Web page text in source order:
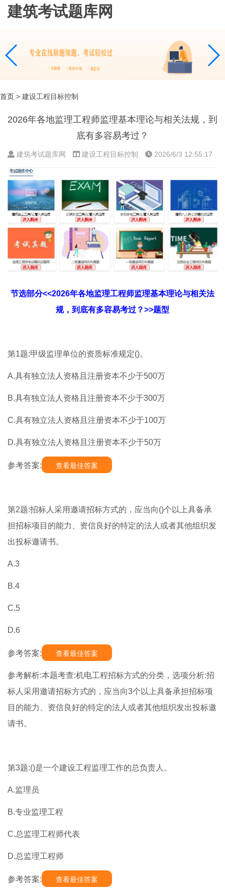
建筑考试题库网
首页 > 建设工程目标控制
2026年各地监理工程师监理基本理论与相关法规，到
底有多容易考过？
建筑考试题库网 建设工程目标控制 2026/6/3 12:55:17
节选部分<<2026年各地监理工程师监理基本理论与相关法
规，到底有多容易考过？>>题型
第1题:甲级监理单位的资质标准规定()。
A.具有独立法人资格且注册资本不少于500万
B.具有独立法人资格且注册资本不少于300万
C.具有独立法人资格且注册资本不少于100万
D.具有独立法人资格且注册资本不少于50万
参考答案: 查看最佳答案
第2题:招标人采用邀请招标方式的，应当向()个以上具备承
担招标项目的能力、资信良好的特定的法人或者其他组织发
出投标邀请书。
A.3
B.4
C.5
D.6
参考答案: 查看最佳答案
参考解析:本题考查:机电工程招标方式的分类，选项分析:招
标人采用邀请招标方式的，应当向3个以上具备承担招标项
目的能力、资信良好的特定的法人或者其他组织发出投标邀
请书。
第3题:()是一个建设工程监理工作的总负责人。
A.监理员
B.专业监理工程
C.总监理工程师代表
D.总监理工程师
参考答案: 查看最佳答案